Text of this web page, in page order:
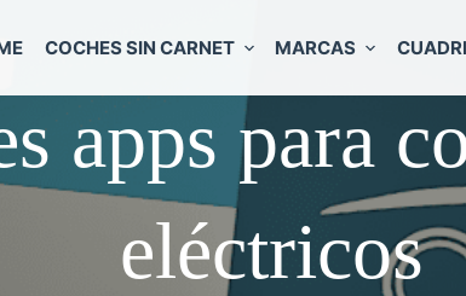
COCHES SIN CARNET MARCAS
apps para
eléctricos